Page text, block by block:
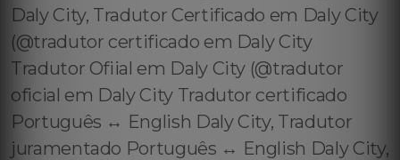
Daly City, Tradutor Certificado em Daly City
(@tradutor certificado em Daly City
Tradutor Ofiial em Daly City (@tradutor
oficial em Daly City Tradutor certificado
Português ↔️ English Daly City, Tradutor
juramentado Português ↔️ English Daly City,